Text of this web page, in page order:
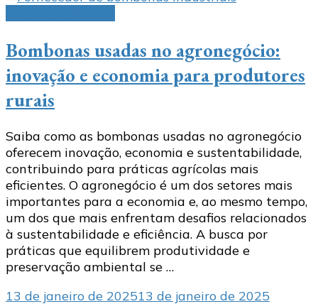
Bombonas usadas no agronegócio:
inovação e economia para produtores
rurais
Saiba como as bombonas usadas no agronegócio
oferecem inovação, economia e sustentabilidade,
contribuindo para práticas agrícolas mais
eficientes. O agronegócio é um dos setores mais
importantes para a economia e, ao mesmo tempo,
um dos que mais enfrentam desafios relacionados
à sustentabilidade e eficiência. A busca por
práticas que equilibrem produtividade e
preservação ambiental se …
13 de janeiro de 202513 de janeiro de 2025